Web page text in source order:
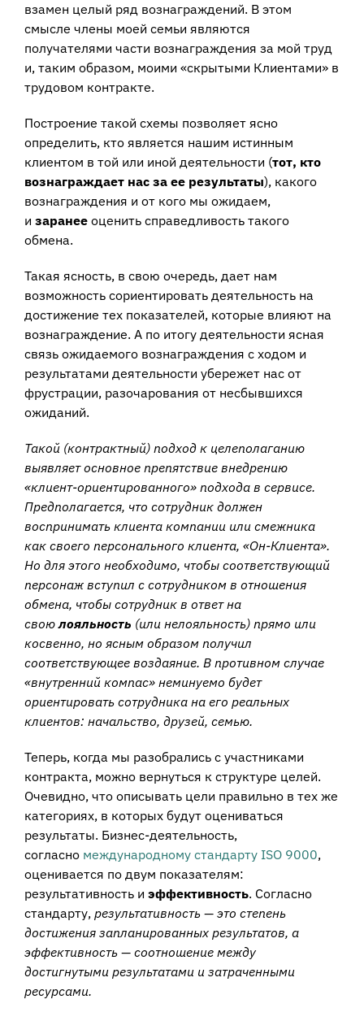
взамен целый ряд вознаграждений. В этом
смысле члены моей семьи являются
получателями части вознаграждения за мой труд
и, таким образом, моими «скрытыми Клиентами» в
трудовом контракте.
Построение такой схемы позволяет ясно
определить, кто является нашим истинным
клиентом в той или иной деятельности (тот, кто
вознаграждает нас за ее результаты), какого
вознаграждения и от кого мы ожидаем,
и заранее оценить справедливость такого
обмена.
Такая ясность, в свою очередь, дает нам
возможность сориентировать деятельность на
достижение тех показателей, которые влияют на
вознаграждение. А по итогу деятельности ясная
связь ожидаемого вознаграждения с ходом и
результатами деятельности убережет нас от
фрустрации, разочарования от несбывшихся
ожиданий.
Такой (контрактный) подход к целеполаганию
выявляет основное препятствие внедрению
«клиент-ориентированного» подхода в сервисе.
Предполагается, что сотрудник должен
воспринимать клиента компании или смежника
как своего персонального клиента, «Он-Клиента».
Но для этого необходимо, чтобы соответствующий
персонаж вступил с сотрудником в отношения
обмена, чтобы сотрудник в ответ на
своюлояльность (или нелояльность) прямо или
косвенно, но ясным образом получил
соответствующее воздаяние. В противном случае
«внутренний компас» неминуемо будет
ориентировать сотрудника на его реальных
клиентов: начальство, друзей, семью.
Теперь, когда мы разобрались с участниками
контракта, можно вернуться к структуре целей.
Очевидно, что описывать цели правильно в тех же
категориях, в которых будут оцениваться
результаты. Бизнес-деятельность,
согласно международному стандарту ISO 9000,
оценивается по двум показателям:
результативность и эффективность. Согласно
стандарту, результативность — это степень
достижения запланированных результатов, а
эффективность — соотношение между
достигнутыми результатами и затраченными
ресурсами.